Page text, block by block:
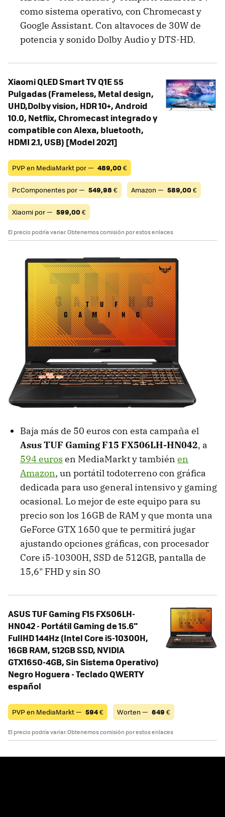
como sistema operativo, con Chromecast y
Google Assistant. Con altavoces de 30W de
potencia y sonido Dolby Audio y DTS-HD.
Xiaomi QLED Smart TV Q1E 55
Pulgadas (Frameless, Metal design,
UHD,Dolby vision, HDR 10+, Android
10.0, Netflix, Chromecast integrado y
compatible con Alexa, bluetooth,
HDMI 2.1, USB) [Model 2021]
PVP en MediaMarkt por — 489,00€
PcComponentes por — 549,98 € Amazon — 589,00€
Xiaomi por — 599,00€
El precio podría variar. Obtenemos comisión por estos enlaces
Baja más de 50 euros con esta campaña el
Asus TUF Gaming F15 FX506LH-HN042, a
594 euros en MediaMarkt y también en
Amazon, un portátil todoterreno con gráfica
dedicada para uso general intensivo y gaming
ocasional. Lo mejor de este equipo para su
precio son los 16GB de RAM y que monta una
GeForce GTX 1650 que te permitirá jugar
ajustando opciones gráficas, con procesador
Core i5-10300H, SSD de 512GB, pantalla de
15,6" FHD y sin SO
ASUS TUF Gaming F15 FX506LH-
HN042 - Portátil Gaming de 15.6"
FullHD 144Hz (Intel Core i5-10300H,
16GB RAM, 512GB SSD, NVIDIA
GTX1650-4GB, Sin Sistema Operativo)
Negro Hoguera - Teclado QWERTY
español
PVP en MediaMarkt — 594€ Worten — 649 €
El precio podría variar. Obtenemos comisión por estos enlaces